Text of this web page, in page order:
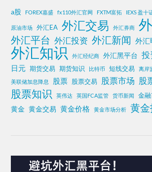
a股 FOREX嘉盛 fx110外汇官网 FXTM富拓 IEXS 盈十
原油市场 外汇EA 外汇交易 外汇券商
外汇平台 外汇投资 外汇新闻 外汇
外汇知识 外汇经纪商 外汇黑平台 投
日元 期货交易 期货知识 比特币 短线交易 离岸
美联储加息降息 股票 股票交易 股票市场 股
股票知识 英伟达 英国FCA监管 货币新闻 金
黄金 黄金交易 黄金价格 黄金市场分析 黄